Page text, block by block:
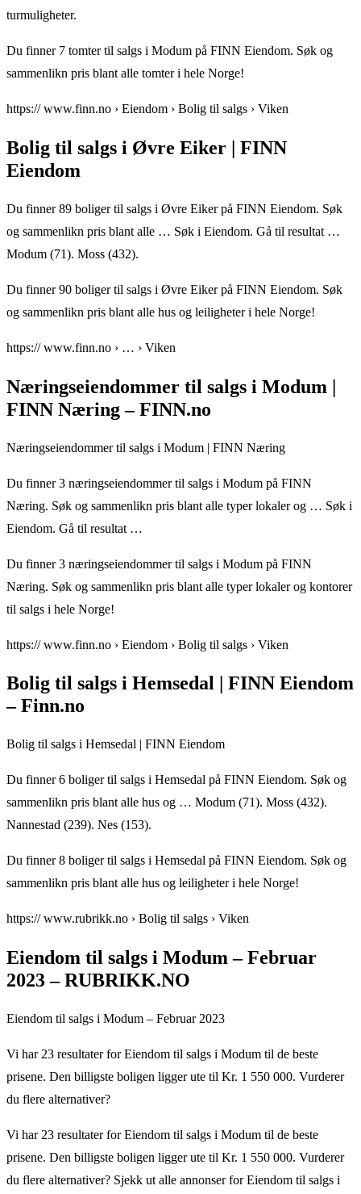
turmuligheter.
Du finner 7 tomter til salgs i Modum på FINN Eiendom. Søk og
sammenlikn pris blant alle tomter i hele Norge!
https:// www.finn.no › Eiendom › Bolig til salgs › Viken
Bolig til salgs i Øvre Eiker | FINN
Eiendom
Du finner 89 boliger til salgs i Øvre Eiker på FINN Eiendom. Søk
og sammenlikn pris blant alle … Søk i Eiendom. Gå til resultat …
Modum (71). Moss (432).
Du finner 90 boliger til salgs i Øvre Eiker på FINN Eiendom. Søk
og sammenlikn pris blant alle hus og leiligheter i hele Norge!
https:// www.finn.no › … › Viken
Næringseiendommer til salgs i Modum |
FINN Næring – FINN.no
Næringseiendommer til salgs i Modum | FINN Næring
Du finner 3 næringseiendommer til salgs i Modum på FINN
Næring. Søk og sammenlikn pris blant alle typer lokaler og … Søk i
Eiendom. Gå til resultat …
Du finner 3 næringseiendommer til salgs i Modum på FINN
Næring. Søk og sammenlikn pris blant alle typer lokaler og kontorer
til salgs i hele Norge!
https:// www.finn.no › Eiendom › Bolig til salgs › Viken
Bolig til salgs i Hemsedal | FINN Eiendom
– Finn.no
Bolig til salgs i Hemsedal | FINN Eiendom
Du finner 6 boliger til salgs i Hemsedal på FINN Eiendom. Søk og
sammenlikn pris blant alle hus og … Modum (71). Moss (432).
Nannestad (239). Nes (153).
Du finner 8 boliger til salgs i Hemsedal på FINN Eiendom. Søk og
sammenlikn pris blant alle hus og leiligheter i hele Norge!
https:// www.rubrikk.no › Bolig til salgs › Viken
Eiendom til salgs i Modum – Februar
2023 – RUBRIKK.NO
Eiendom til salgs i Modum – Februar 2023
Vi har 23 resultater for Eiendom til salgs i Modum til de beste
prisene. Den billigste boligen ligger ute til Kr. 1 550 000. Vurderer
du flere alternativer?
Vi har 23 resultater for Eiendom til salgs i Modum til de beste
prisene. Den billigste boligen ligger ute til Kr. 1 550 000. Vurderer
du flere alternativer? Sjekk ut alle annonser for Eiendom til salgs i